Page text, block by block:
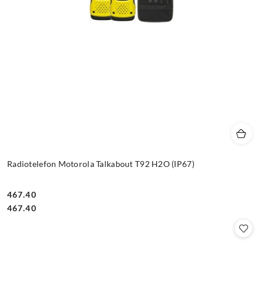
Radiotelefon Motorola Talkabout T92 H2O (IP67)
Cena:
467.40
Cena:
467.40